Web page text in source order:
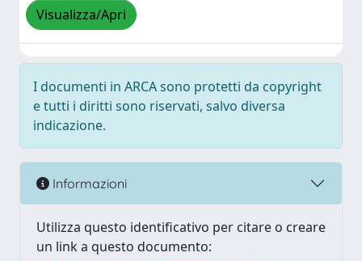
Visualizza/Apri
I documenti in ARCA sono protetti da copyright
e tutti i diritti sono riservati, salvo diversa
indicazione.
Informazioni
Utilizza questo identificativo per citare o creare
un link a questo documento: